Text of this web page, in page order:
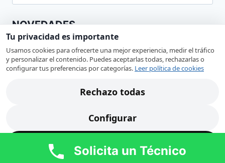
NOVEDADES
Diagnóstico de placa electrónica en Murcia para
cámara frigorífica
Cuando una cámara frigorífica no arranca el compresor, la
placa de control puede estar detrás…
Tu privacidad es importante
Usamos cookies para ofrecerte una mejor experiencia, medir el tráfico
y personalizar el contenido. Puedes aceptarlas todas, rechazarlas o
configurar tus preferencias por categorías. Leer política de cookies
Rechazo todas
Configurar
Acepto todas
Solicita un Técnico